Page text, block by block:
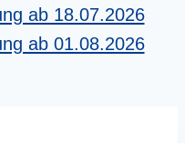
ab 18.07.2026
ab 01.08.2026